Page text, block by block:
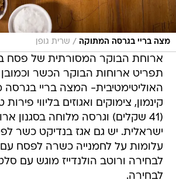
מצה בריי בגרסה המתוקה / שרית גופן
ארוחת הבוקר המסורתית של פסח
תפריט ארוחות הבוקר הכשר
האוליטימטיבית- המצה בריי
קינמון, צימוקים ואגוזים בליווי
(41 שקלים) וגרסה מלוחה בסגנון
עלומות על לחמנייה כשרה לפסח
לבחירה ורוטב הולנדייז מוגש עם
לבחירה.